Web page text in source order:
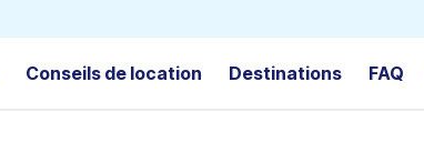
Conseils de location Destinations FAQ